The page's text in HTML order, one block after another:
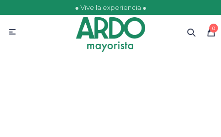
● Vive la experiencia ●
0
 Ofertas Escolares